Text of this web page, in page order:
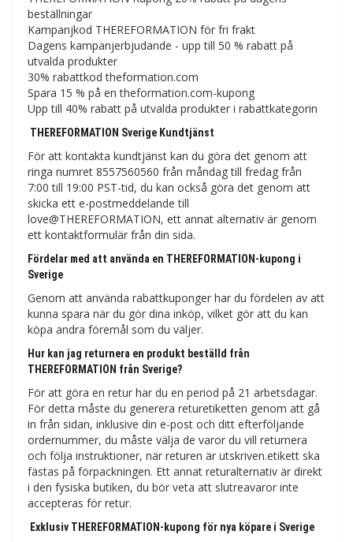
beställningar
Kampanjkod THEREFORMATION för fri frakt
Dagens kampanjerbjudande - upp till 50 % rabatt på
utvalda produkter
30% rabattkod theformation.com
Spara 15 % på en theformation.com-kupong
Upp till 40% rabatt på utvalda produkter i rabattkategorin
THEREFORMATION Sverige Kundtjänst
För att kontakta kundtjänst kan du göra det genom att
ringa numret 8557560560 från måndag till fredag ​​från
7:00 till 19:00 PST-tid, du kan också göra det genom att
skicka ett e-postmeddelande till
love@THEREFORMATION, ett annat alternativ är genom
ett kontaktformulär från din sida.
Fördelar med att använda en THEREFORMATION-kupong i
Sverige
Genom att använda rabattkuponger har du fördelen av att
kunna spara när du gör dina inköp, vilket gör att du kan
köpa andra föremål som du väljer.
Hur kan jag returnera en produkt beställd från
THEREFORMATION från Sverige?
För att göra en retur har du en period på 21 arbetsdagar.
För detta måste du generera returetiketten genom att gå
in från sidan, inklusive din e-post och ditt efterföljande
ordernummer, du måste välja de varor du vill returnera
och följa instruktioner, när returen är utskriven.etikett ska
fästas på förpackningen. Ett annat returalternativ är direkt
i den fysiska butiken, du bör veta att slutreavaror inte
accepteras för retur.
Exklusiv THEREFORMATION-kupong för nya köpare i Sverige